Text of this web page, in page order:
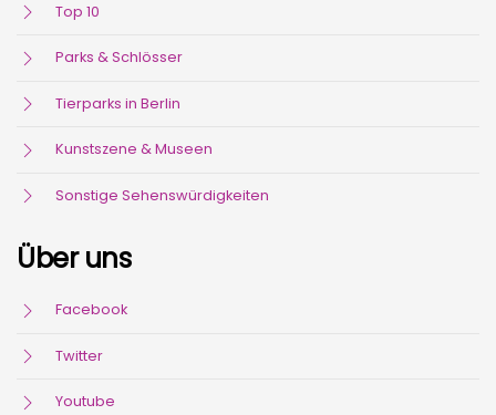
Top 10
Parks & Schlösser
Tierparks in Berlin
Kunstszene & Museen
Sonstige Sehenswürdigkeiten
Über uns
Facebook
Twitter
Youtube